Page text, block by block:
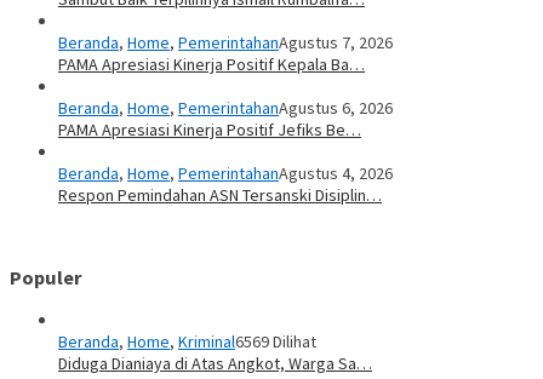
Beranda, Home, PemerintahanAgustus 7, 2026
PAMA Apresiasi Kinerja Positif Kepala Ba…
Beranda, Home, PemerintahanAgustus 6, 2026
PAMA Apresiasi Kinerja Positif Jefiks Be…
Beranda, Home, PemerintahanAgustus 4, 2026
Respon Pemindahan ASN Tersanski Disiplin…
Populer
Beranda, Home, Kriminal6569 Dilihat
Diduga Dianiaya di Atas Angkot, Warga Sa…